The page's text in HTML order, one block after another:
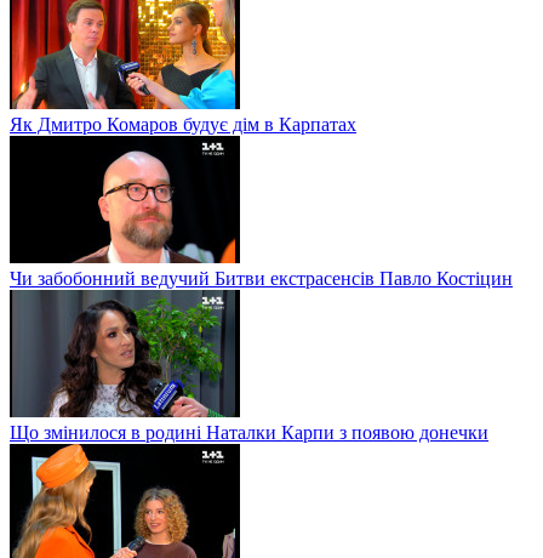
Як Дмитро Комаров будує дім в Карпатах
Чи забобонний ведучий Битви екстрасенсів Павло Костіцин
Що змінилося в родині Наталки Карпи з появою донечки